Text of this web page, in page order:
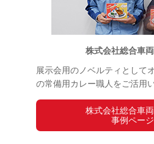
株式会社総合車
展示会用のノベルティとして
の常備用カレー職人をご活用
株式会社総合車
事例ペー